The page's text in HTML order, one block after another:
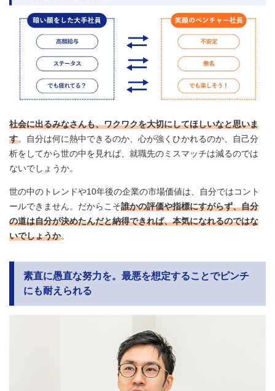
社会に出るみなさんも、ワクワクを大切にしてほしいなと思いま
す。自分は何に熱中できるのか、心が強くひかれるのか、自己分
析をしてから世の中を見れば、就職先のミスマッチは減るのでは
ないでしょうか。
世の中のトレンドや10年後の企業の市場価値は、自分ではコント
ールできません。だからこそ誰かの評価や指標にすがらず、自分
の道は自分が決めたんだと納得できれば、本気になれるのではな
いでしょうか。
素直に愚直な努力を。最悪を想定することでピンチ
にも耐えられる